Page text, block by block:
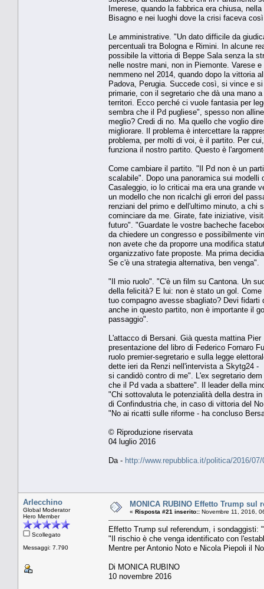
Imerese, quando la fabbrica era chiusa,
Bisagno e nei luoghi dove la crisi faceva
Le amministrative. "Un dato difficile da
percentuali tra Bologna e Rimini. In alcune
possibile la vittoria di Beppe Sala senza la
nelle nostre mani, non in Piemonte. Varese
nemmeno nel 2014, quando dopo la vittoria
Padova, Perugia. Succede così, si vince e
primarie, con il segretario che dà una mano
territori. Ecco perché ci vuole fantasia per
sembra che il Pd pugliese", spesso non
meglio? Credi di no. Ma quello che voglio
migliorare. Il problema è intercettare la
problema, per molti di voi, è il partito. Per
funziona il nostro partito. Questo è
Come cambiare il partito. "Il Pd non è un
scalabile". Dopo una panoramica sui
Casaleggio, io lo criticai ma era una grande
un modello che non ricalchi gli errori del
renziani del primo e dell'ultimo minuto, a chi
cominciare da me. Girate, fate iniziative,
futuro". "Guardate le vostre bacheche
da chiedere un congresso e possibilmente
non avete che da proporre una modifica
organizzativo fate proposte. Ma prima
Se c'è una strategia alternativa, ben venga".
"Il mio ruolo". "C'è un film su Cantona. Un
della felicità? E lui: non è stato un gol.
tuo compagno avesse sbagliato? Devi
anche in questo partito, non è importante il
passaggio".
L'attacco di Bersani. Già questa mattina
presentazione del libro di Federico Fornaro
ruolo premier-segretario e sulla legge
dette ieri da Renzi nell'intervista a Skytg24 -
si candidò contro di me". L'ex segretario
che il Pd vada a sbattere". Il leader della
"Chi sottovaluta le potenzialità della destra
di Confindustria che, in caso di vittoria del
"No ai ricatti sulle riforme - ha concluso
© Riproduzione riservata
04 luglio 2016
Da - http://www.repubblica.it/politica/2016/
Arlecchino
Global Moderator
Hero Member
Scollegato
Messaggi: 7.790
MONICA RUBINO Effetto Trump
« Risposta #21 inserito:: Novembre 11, 2016,
Effetto Trump sul referendum, i sondaggisti:
"Il rischio è che venga identificato con
Mentre per Antonio Noto e Nicola Piepoli il
Di MONICA RUBINO
10 novembre 2016